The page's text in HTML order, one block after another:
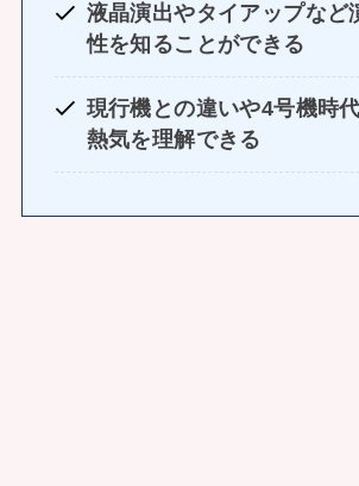
液晶演出やタイアップなど
性を知ることができる
現行機との違いや4号機時
熱気を理解できる